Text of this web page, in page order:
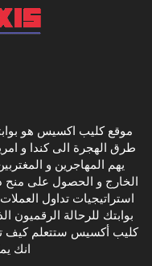
موقع كليب اكسيس هو
طرق الهجرة الى كندا و
يهم المهاجرين و
الخارج و الحصول على منح
استراتيجيات تداول
بوابتك للرحالة الرقميون
كليب أكسيس ستتعلم كيف
انك